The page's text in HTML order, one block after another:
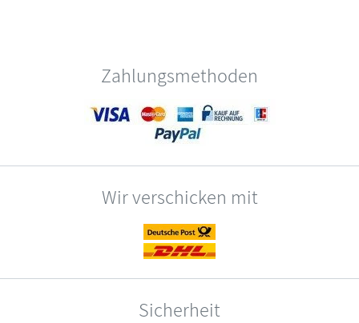
Zahlungsmethoden
Wir verschicken mit
Sicherheit